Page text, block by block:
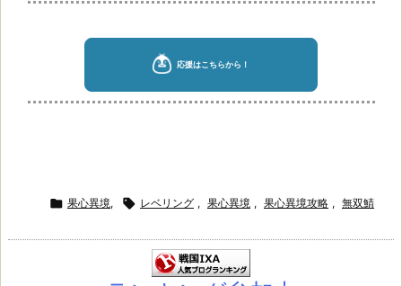
 果心異境,  レベリング , 果心異境 , 果心異境攻略 , 無双鯖